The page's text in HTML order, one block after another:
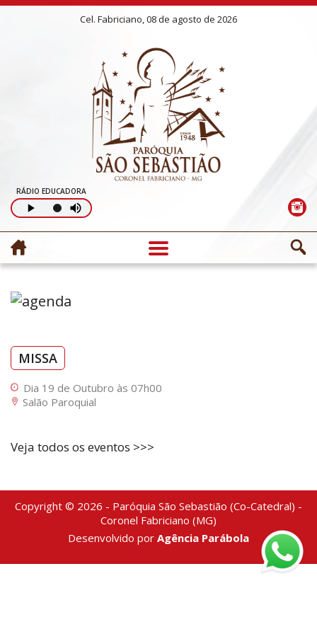
Cel. Fabriciano, 08 de agosto de 2026
RÁDIO EDUCADORA
MISSA
Dia 19 de Outubro às 07h00
Salão Paroquial
Veja todos os eventos >>>
Copyright © 2026 - Paróquia São Sebastião (Co-Catedral) -
Coronel Fabriciano (MG)
Desenvolvido por Agência Parábola